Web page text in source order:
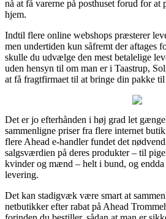
nå at få varerne på posthuset forud for at
hjem.
Indtil flere online webshops præsterer
men undertiden kun såfremt der aftages
skulle du udvælge den mest betalelige
uden hensyn til om man er i Taastrup,
at få fragtfirmaet til at bringe din pakke til
Det er jo efterhånden i høj grad let
sammenligne priser fra flere internet
flere Ahead e-handler fundet det
salgsværdien på deres produkter – til
kvinder og mænd – helt i bund, og
levering.
Det kan stadigvæk være smart at
netbutikker efter rabat på Ahead